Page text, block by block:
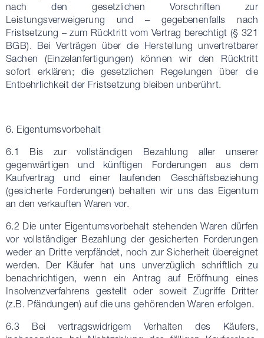
nach den gesetzlichen Vorschriften zur
Leistungsverweigerung und – gegebenenfalls nach
Fristsetzung – zum Rücktritt vom Vertrag berechtigt (§ 321
BGB). Bei Verträgen über die Herstellung unvertretbarer
Sachen (Einzelanfertigungen) können wir den Rücktritt
sofort erklären; die gesetzlichen Regelungen über die
Entbehrlichkeit der Fristsetzung bleiben unberührt.
6. Eigentumsvorbehalt
6.1 Bis zur vollständigen Bezahlung aller unserer
gegenwärtigen und künftigen Forderungen aus dem
Kaufvertrag und einer laufenden Geschäftsbeziehung
(gesicherte Forderungen) behalten wir uns das Eigentum
an den verkauften Waren vor.
6.2 Die unter Eigentumsvorbehalt stehenden Waren dürfen
vor vollständiger Bezahlung der gesicherten Forderungen
weder an Dritte verpfändet, noch zur Sicherheit übereignet
werden. Der Käufer hat uns unverzüglich schriftlich zu
benachrichtigen, wenn ein Antrag auf Eröffnung eines
Insolvenzverfahrens gestellt oder soweit Zugriffe Dritter
(z.B. Pfändungen) auf die uns gehörenden Waren erfolgen.
6.3 Bei vertragswidrigem Verhalten des Käufers,